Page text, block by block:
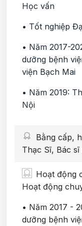
Học vấn
• Tốt nghiệp
• Năm 2017-
dưỡng bệnh
viện Bạch Mai
• Năm 2019:
Nội
Bằng cấp,
Thạc Sĩ, Bác
Hoạt động
Hoạt động
• Năm 2017 -
dưỡng bệnh